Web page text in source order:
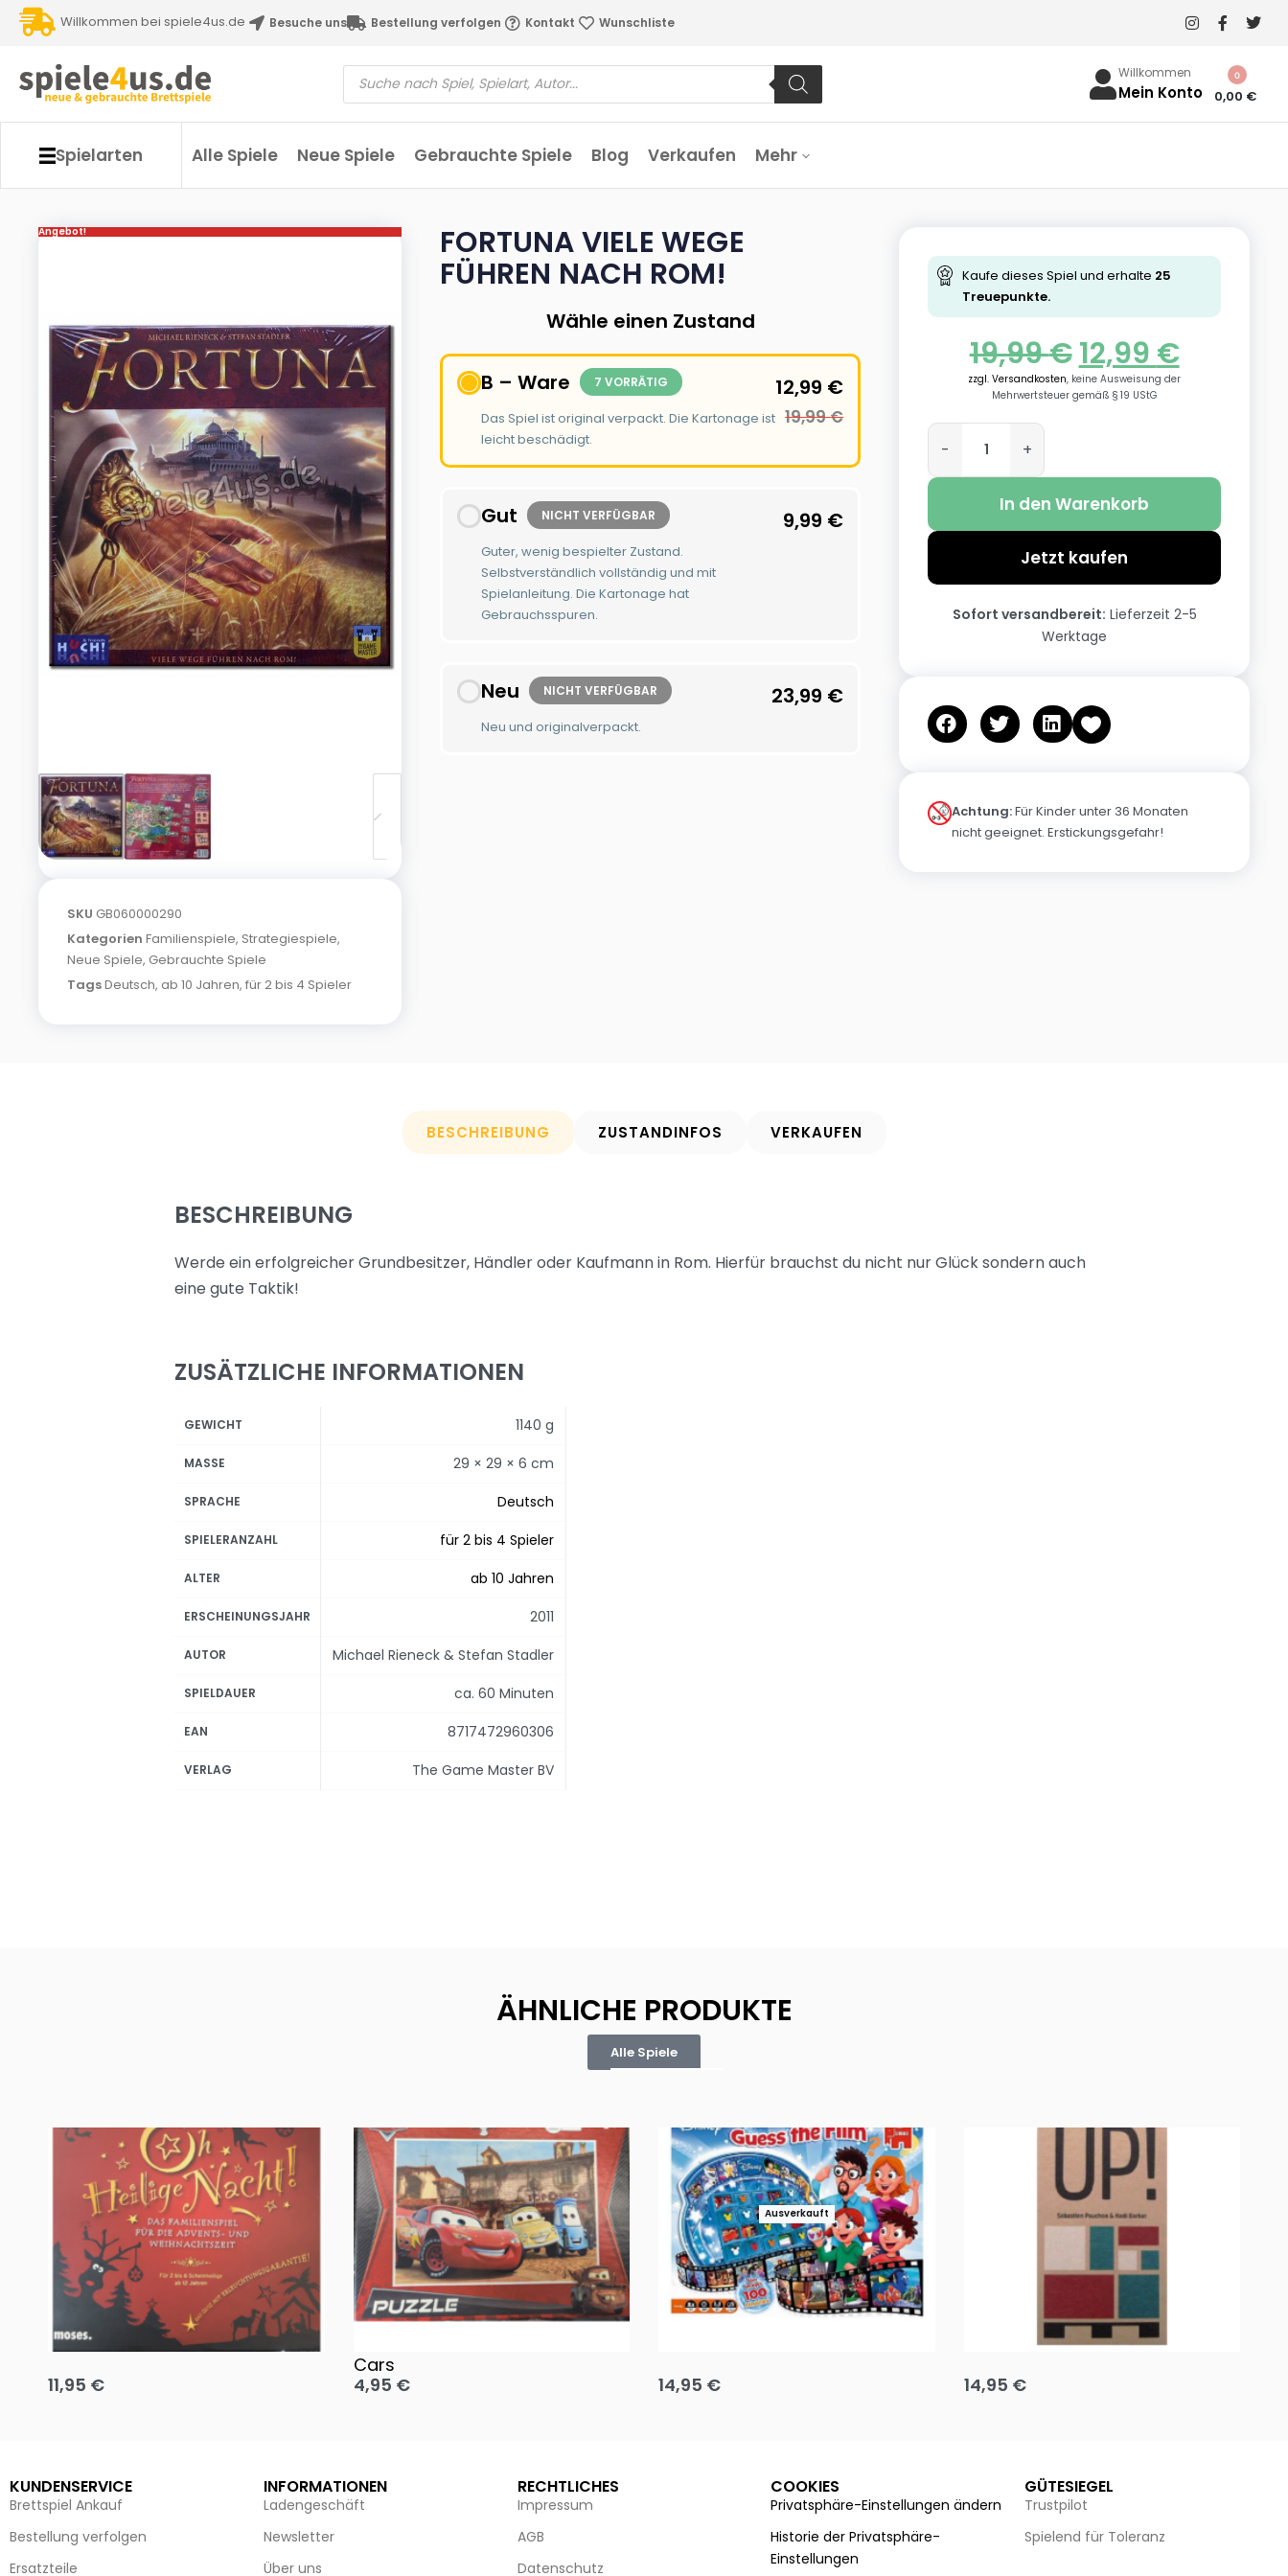
Willkommen bei spiele4us.de Besuche uns Bestellung verfolgen Kontakt Wunschliste
Willkommen
Mein Konto 0,00 €
0
Spielarten Alle Spiele Neue Spiele Gebrauchte Spiele Blog Verkaufen Mehr
Angebot!
SKU GB060000290
Kategorien Familienspiele, Strategiespiele,
Neue Spiele, Gebrauchte Spiele
TagsDeutsch, ab 10 Jahren, für 2 bis 4 Spieler
FORTUNA VIELE WEGE
FÜHREN NACH ROM!
Wähle einen Zustand
B – Ware 7 VORRÄTIG
Das Spiel ist original verpackt. Die Kartonage ist
leicht beschädigt.
12,99 €
19,99€
Gut NICHT VERFÜGBAR
Guter, wenig bespielter Zustand.
Selbstverständlich vollständig und mit
Spielanleitung. Die Kartonage hat
Gebrauchsspuren.
9,99 €
Neu NICHT VERFÜGBAR
Neu und originalverpackt.
23,99 €
Kaufe dieses Spiel und erhalte 25
Treuepunkte.
19,99€ 12,99 €
zzgl. Versandkosten, keine Ausweisung der
Mehrwertsteuer gemäß § 19 UStG
- +
In den Warenkorb
Jetzt kaufen
Sofort versandbereit: Lieferzeit 2-5
Werktage
Achtung:Für Kinder unter 36 Monaten
nicht geeignet. Erstickungsgefahr!
BESCHREIBUNG ZUSTANDINFOS VERKAUFEN
BESCHREIBUNG
Werde ein erfolgreicher Grundbesitzer, Händler oder Kaufmann in Rom. Hierfür brauchst du nicht nur Glück sondern auch
eine gute Taktik!
ZUSÄTZLICHE INFORMATIONEN
GEWICHT 1140 g
MASSE 29 × 29 × 6 cm
SPRACHE Deutsch
SPIELERANZAHL für 2 bis 4 Spieler
ALTER ab 10 Jahren
ERSCHEINUNGSJAHR 2011
AUTOR Michael Rieneck & Stefan Stadler
SPIELDAUER ca. 60 Minuten
EAN 8717472960306
VERLAG The Game Master BV
ÄHNLICHE PRODUKTE
Alle Spiele
Oh, heilige Nacht!
11,95 €
Cars
4,95 €
Ausverkauft
14,95 €
Team up
14,95 €
KUNDENSERVICE
Brettspiel Ankauf
Bestellung verfolgen
Ersatzteile
INFORMATIONEN
Ladengeschäft
Newsletter
Über uns
RECHTLICHES
Impressum
AGB
Datenschutz
COOKIES
Privatsphäre-Einstellungen ändern
Historie der Privatsphäre-
Einstellungen
GÜTESIEGEL
Trustpilot
Spielend für Toleranz